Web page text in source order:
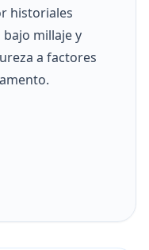
historiales
millaje y
a factores